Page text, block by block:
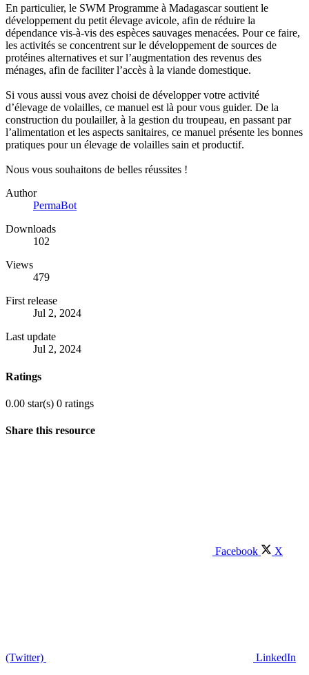
En particulier, le SWM Programme à Madagascar soutient le
développement du petit élevage avicole, afin de réduire la
dépendance vis-à-vis des espèces sauvages menacées. Pour ce faire,
les activités se concentrent sur le développement de sources de
protéines alternatives et sur l’augmentation des revenus des
ménages, afin de faciliter l’accès à la viande domestique.
Si vous aussi vous avez choisi de développer votre activité
d’élevage de volailles, ce manuel est là pour vous guider. De la
construction du poulailler, à la gestion du troupeau, en passant par
l’alimentation et les aspects sanitaires, ce manuel présente les bonnes
pratiques pour un élevage de volailles sain et productif.
Nous vous souhaitons de belles réussites !
Author
PermaBot
Downloads
102
Views
479
First release
Jul 2, 2024
Last update
Jul 2, 2024
Ratings
0.00 star(s) 0 ratings
Share this resource
Facebook X
(Twitter) LinkedIn